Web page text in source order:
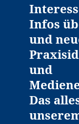
Infos
und
und
Das